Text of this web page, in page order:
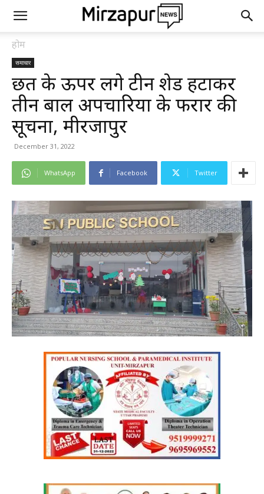
होम
समाचार
छत के ऊपर लगे टीन शेड हटाकर
तीन बाल अपचारियों के फरार की
सूचना, मीरजापुर
December 31, 2022
WhatsApp Facebook Twitter